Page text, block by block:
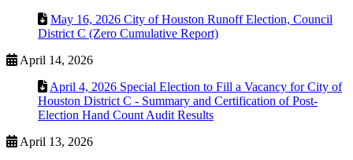
May 16, 2026 City of Houston Runoff Election, Council
District C (Zero Cumulative Report)
April 14, 2026
April 4, 2026 Special Election to Fill a Vacancy for City of
Houston District C - Summary and Certification of Post-
Election Hand Count Audit Results
April 13, 2026